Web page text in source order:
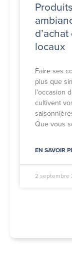
locaux
Faire ses
plus que
l’occasion
cultivent
Que vous
EN SAVOIR
2 septembre